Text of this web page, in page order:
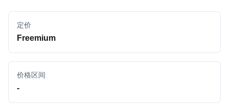
定价
Freemium
价格区间
-